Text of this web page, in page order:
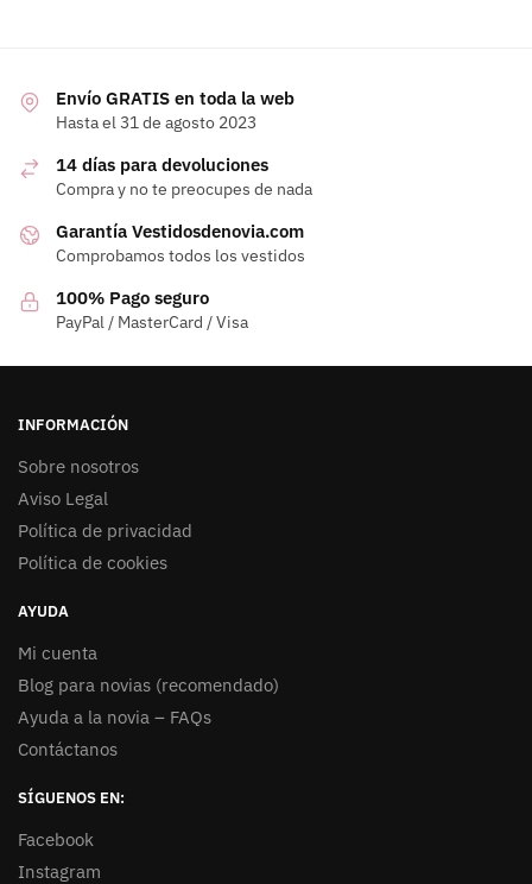
Envío GRATIS en toda la web
Hasta el 31 de agosto 2023
14 días para devoluciones
Compra y no te preocupes de nada
Garantía Vestidosdenovia.com
Comprobamos todos los vestidos
100% Pago seguro
PayPal / MasterCard / Visa
INFORMACIÓN
Sobre nosotros
Aviso Legal
Política de privacidad
Política de cookies
AYUDA
Mi cuenta
Blog para novias (recomendado)
Ayuda a la novia – FAQs
Contáctanos
SÍGUENOS EN:
Facebook
Instagram